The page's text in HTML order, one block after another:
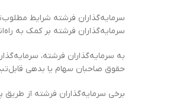
سرمایه‌گذاران فرشته شرایط
سرمایه‌گذاران فرشته بر کمک به
به سرمایه‌گذاران فرشته،
حقوق صاحبان سهام یا بدهی
برخی سرمایه‌گذاران فرشته از